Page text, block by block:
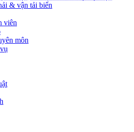
& vận tải biển
viên
môn